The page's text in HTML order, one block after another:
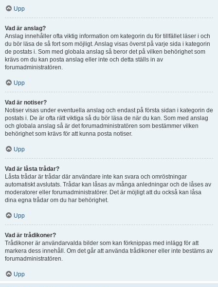
Upp
Vad är anslag?
Anslag innehåller ofta viktig information om kategorin du för tillfället läser i och
du bör läsa de så fort som möjligt. Anslag visas överst på varje sida i kategorin
de postats i. Som med globala anslag så beror det på vilken behörighet som
krävs om du kan posta anslag eller inte och detta ställs in av
forumadministratören.
Upp
Vad är notiser?
Notiser visas under eventuella anslag och endast på första sidan i kategorin de
postats i. De är ofta rätt viktiga så du bör läsa de när du kan. Som med anslag
och globala anslag så är det forumadministratören som bestämmer vilken
behörighet som krävs för att kunna posta notiser.
Upp
Vad är låsta trådar?
Låsta trådar är trådar där användare inte kan svara och omröstningar
automatiskt avslutats. Trådar kan låsas av många anledningar och de låses av
moderatorer eller forumadministratörer. Det är möjligt att du också kan låsa
dina egna trådar om du har behörighet.
Upp
Vad är trådikoner?
Trådikoner är användarvalda bilder som kan förknippas med inlägg för att
markera dess innehåll. Om det går att använda trådikoner eller inte bestäms av
forumadministratören.
Upp